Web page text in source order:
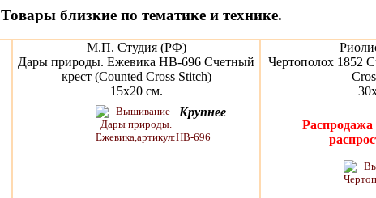
Товары близкие по тематике и технике.
М.П. Студия (РФ)
Дары природы. Ежевика НВ-696 Счетный
крест (Counted Cross Stitch)
15х20 см.
Крупнее
Чертополох 1852
Распродажа